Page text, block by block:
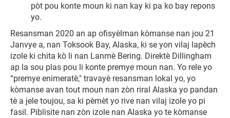
pòt pou konte moun ki nan kay ki pa ko bay repons
yo.
Resansman 2020 an ap ofisyèlman kòmanse nan jou 21
Janvye a, nan Toksook Bay, Alaska, ki se yon vilaj lapèch
izole ki chita kò li nan Lanmè Bering. Direktè Dillingham
ap la sou plas pou li konte premye moun nan. Yo rele yo
“premye enimeratè," travayè resansman lokal yo, yo
kòmanse avan tout moun nan zòn riral Alaska yo pandan
tè a jele toujou, sa ki pèmèt yo rive nan vilaj izole yo pi
fasil. Piblisite nan zòn izole nan Alaska yo te kòmanse